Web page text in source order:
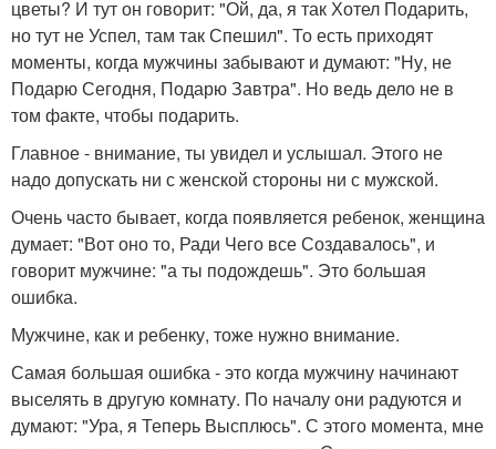
цветы? И тут он говорит: "Ой, да, я так Хотел Подарить,
но тут не Успел, там так Спешил". То есть приходят
моменты, когда мужчины забывают и думают: "Ну, не
Подарю Сегодня, Подарю Завтра". Но ведь дело не в
том факте, чтобы подарить.
Главное - внимание, ты увидел и услышал. Этого не
надо допускать ни с женской стороны ни с мужской.
Очень часто бывает, когда появляется ребенок, женщина
думает: "Вот оно то, Ради Чего все Создавалось", и
говорит мужчине: "а ты подождешь". Это большая
ошибка.
Мужчине, как и ребенку, тоже нужно внимание.
Самая большая ошибка - это когда мужчину начинают
выселять в другую комнату. По началу они радуются и
думают: "Ура, я Теперь Высплюсь". С этого момента, мне